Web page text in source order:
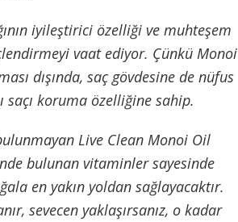
iyileştirici özelliği ve muhteşem
vaat ediyor. Çünkü Monoi
dışında, saç gövdesine de nüfus
saçı koruma özelliğine sahip.
Live Clean Monoi Oil
bulunan vitaminler sayesinde
en yakın yoldan sağlayacaktır.
sevecen yaklaşırsanız, o kadar